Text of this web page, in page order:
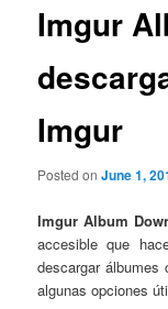
Imgur
Imgur
Posted onJune 1,
Imgur Album
accesible que
descargar
algunas opciones